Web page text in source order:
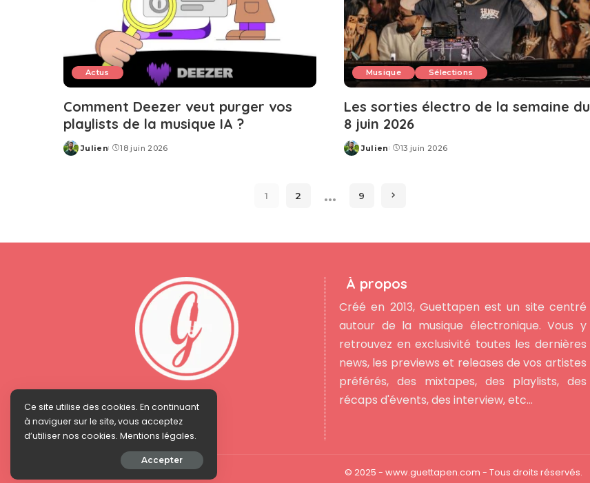
Actus
Comment Deezer veut purger vos
playlists de la musique IA ?
Posted
Julien 18 juin 2026
Musique Sélections
Les sorties électro de la semaine du
8 juin 2026
Posted
Julien 13 juin 2026
1 2 … 9
À propos
Créé en 2013, Guettapen est un site centré
autour de la musique électronique. Vous y
retrouvez en exclusivité toutes les dernières
news, les previews et releases de vos artistes
préférés, des mixtapes, des playlists, des
récaps d'évents, des interview, etc...
© 2025 - www.guettapen.com - Tous droits réservés.
Ce site utilise des cookies. En continuant
à naviguer sur le site, vous acceptez
d’utiliser nos cookies. Mentions légales.
Accepter